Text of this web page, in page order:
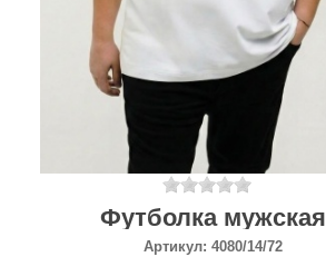
Футболка мужская
Артикул: 4080/14/72